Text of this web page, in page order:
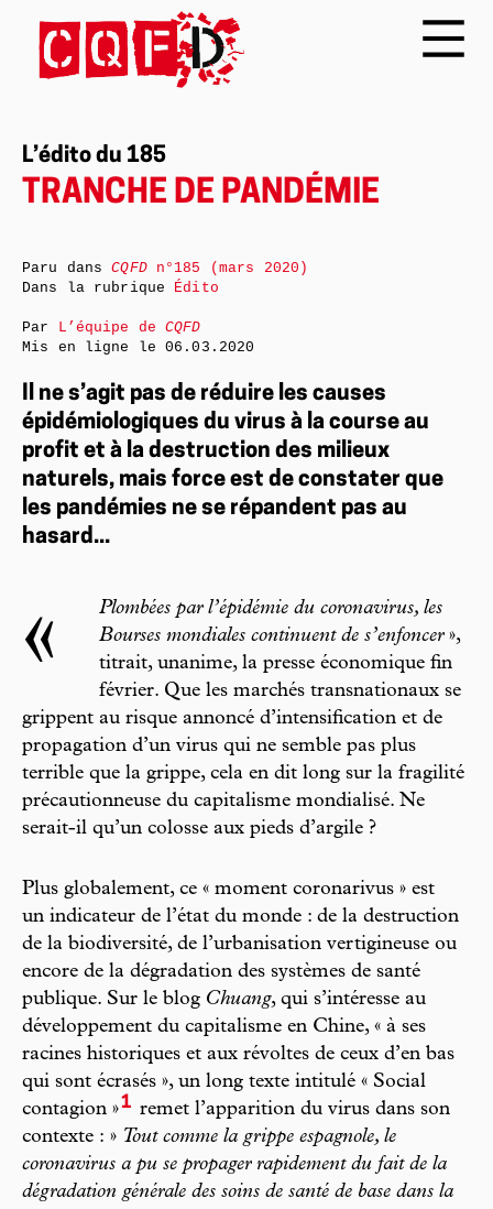
L’édito du 185
TRANCHE DE PANDÉMIE
Il ne s’agit pas de réduire les causes
épidémiologiques du virus à la course au
profit et à la destruction des milieux
naturels, mais force est de constater que
les pandémies ne se répandent pas au
hasard...
«
Plombées par l’épidémie du coronavirus, les
Bourses mondiales continuent de s’enfoncer»,
titrait, unanime, la presse économique fin
février. Que les marchés transnationaux se
grippent au risque annoncé d’intensification et de
propagation d’un virus qui ne semble pas plus
terrible que la grippe, cela en dit long sur la fragilité
précautionneuse du capitalisme mondialisé. Ne
serait-il qu’un colosse aux pieds d’argile ?
Plus globalement, ce « moment coronarivus » est
un indicateur de l’état du monde : de la destruction
de la biodiversité, de l’urbanisation vertigineuse ou
encore de la dégradation des systèmes de santé
publique. Sur le blog Chuang, qui s’intéresse au
développement du capitalisme en Chine, « à ses
racines historiques et aux révoltes de ceux d’en bas
qui sont écrasés », un long texte intitulé « Social
contagion »1 remet l’apparition du virus dans son
contexte : » Tout comme la grippe espagnole, le
coronavirus a pu se propager rapidement du fait de la
dégradation générale des soins de santé de base dans la
Paru dansCQFDn°185 (mars 2020)
Dans la rubrique Édito
Par L’équipe deCQFD
Mis en ligne le06.03.2020